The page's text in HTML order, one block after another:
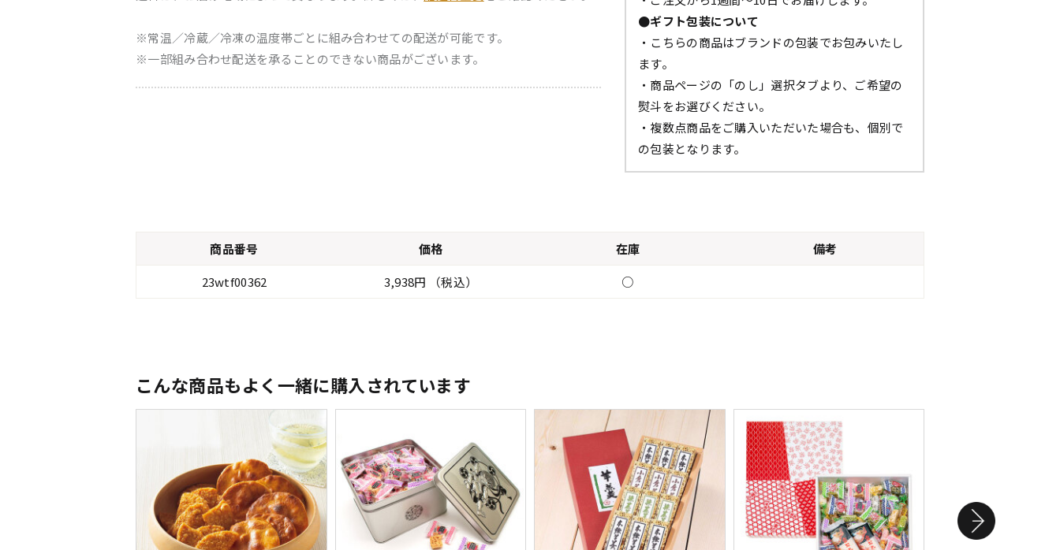
※常温／冷蔵／冷凍の温度帯ごとに組み合わせての配送が可能です。
※一部組み合わせ配送を承ることのできない商品がございます。
●ギフト包装について
・こちらの商品はブランドの包装でお包みいたし
ます。
・商品ページの「のし」選択タブより、ご希望の
熨斗をお選びください。
・複数点商品をご購入いただいた場合も、個別で
の包装となります。
商品番号 価格 在庫
備考
23wtf00362
3,938円 （税込） ○
こんな商品もよく一緒に購入されています